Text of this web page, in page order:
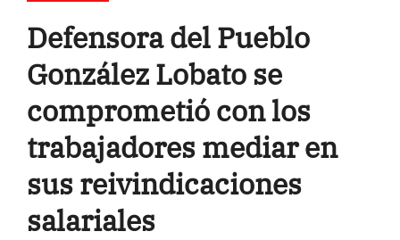
Defensora del Pueblo
González Lobato se
comprometió con los
trabajadores mediar en
sus reivindicaciones
salariales